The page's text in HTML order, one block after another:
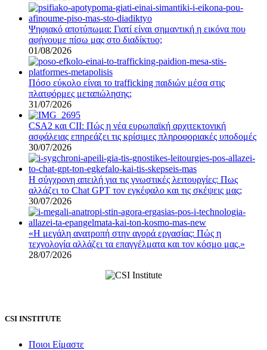
Ψηφιακό αποτύπωμα: Γιατί είναι σημαντική η εικόνα που
αφήνουμε πίσω μας στο διαδίκτυο;
01/08/2026
Πόσο εύκολο είναι το trafficking παιδιών μέσα στις
πλατφόρμες μεταπώλησης;
31/07/2026
CSA2 και CII: Πώς η νέα ευρωπαϊκή αρχιτεκτονική
ασφάλειας επηρεάζει τις κρίσιμες πληροφοριακές υποδομές
30/07/2026
Η σύγχρονη απειλή για τις γνωστικές λειτουργίες: Πως
αλλάζει το Chat GPT τον εγκέφαλο και τις σκέψεις μας;
30/07/2026
«Η μεγάλη ανατροπή στην αγορά εργασίας: Πώς η
τεχνολογία αλλάζει τα επαγγέλματα και τον κόσμο μας.»
28/07/2026
CSI INSTITUTE
Ποιοι Είμαστε